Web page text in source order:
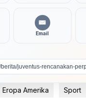
Email
Eropa Amerika Sport